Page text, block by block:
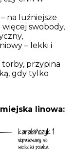
– na luźniejsze
swobody,
– lekki i
torby, przypina
gdy tylko
linowa: